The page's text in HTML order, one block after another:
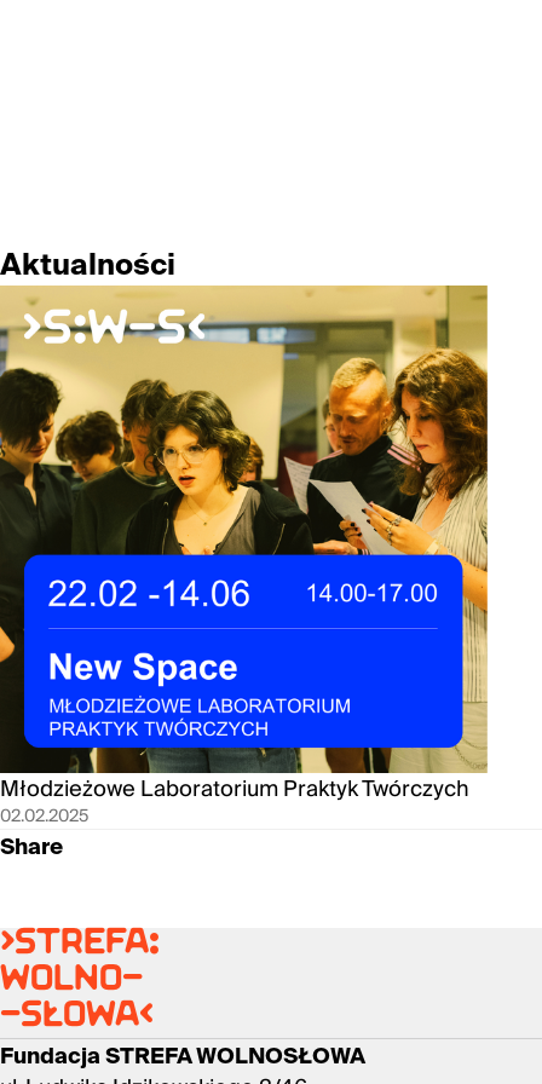
Aktualności
Młodzieżowe Laboratorium Praktyk Twórczych
02.02.2025
Share
>strefa:
wolno-
-słowa<
Fundacja STREFA WOLNOSŁOWA